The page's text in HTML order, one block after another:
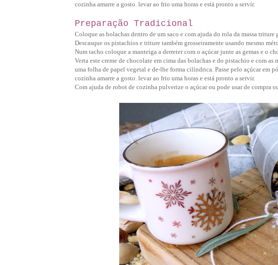
cozinha amarre a gosto. levar ao frio uma horas e está pronto a servir.
Preparação Tradicional
Coloque as bolachas dentro de um saco e com ajuda do rola da massa triture
Descasque os pistachios e triture também grosseiramente usando mesmo
Num tacho coloque a manteiga a derreter com o açúcar junte as gemas e o
Verta este creme de chocolate em cima das bolachas e do pistachio e com
uma folha de papel vegetal e de-lhe forma cilíndrica. Passe pelo açúcar em
cozinha amarre a gosto. levar ao frio uma horas e está pronto a servir.
Com ajuda de robot de cozinha pulverize o açúcar ou pode usar de compra